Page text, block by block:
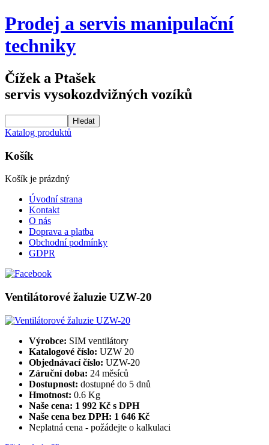
Prodej a servis manipulační
techniky
Čížek a Ptašek
servis vysokozdvižných vozíků
Katalog produktů
Košík
Košík je prázdný
Úvodní strana
Kontakt
O nás
Doprava a platba
Obchodní podmínky
GDPR
Ventilátorové žaluzie UZW-20
Výrobce: SIM ventilátory
Katalogové číslo: UZW 20
Objednávací číslo: UZW-20
Záruční doba: 24 měsíců
Dostupnost: dostupné do 5 dnů
Hmotnost: 0.6 Kg
Naše cena: 1 992 Kč s DPH
Naše cena bez DPH: 1 646 Kč
Neplatná cena - požádejte o kalkulaci